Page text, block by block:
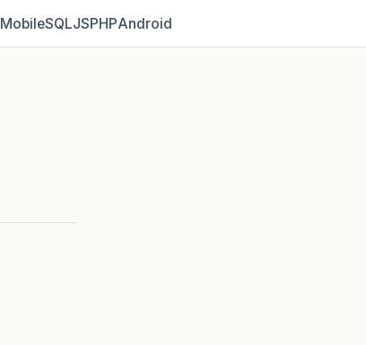
MobileSQLJSPHPAndroid